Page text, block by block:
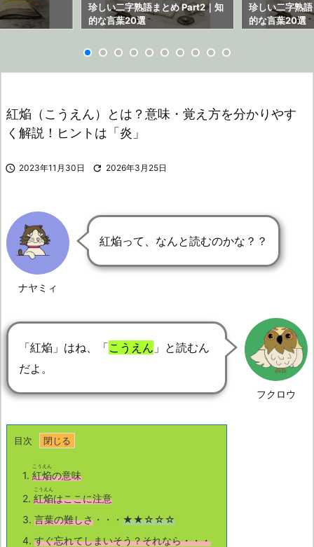
珍しい二字熟語まとめ Part2｜知
的な言葉20選
珍しい二字熟
的な言葉20選
紅焔（こうえん）とは？意味・覚え方を分かりやす
く解説！ヒントは「炎」
 2023年11月30日  2026年3月25日
ナヤミィ
紅焔って、なんと読むのかな？？
フクロウ
「紅焔」はね、「こうえん 」と読むん
だよ。
目次
1. 紅焔
こうえん
の意味
2. 紅焔
こうえん
はここに注意
3. 言葉の難しさ ・・・ ★★☆☆☆
4. すぐ忘れてしまいそう？それなら・・・